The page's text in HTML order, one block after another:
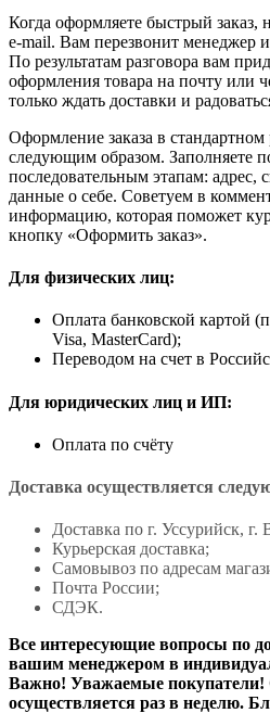
Когда оформляете быстрый
e-mail. Вам перезвонит менеджер и
По результатам разговора вам
оформления товара на почту или
только ждать доставки и
Оформление заказа в
следующим образом. Заполняете
последовательным этапам: адрес,
данные о себе. Советуем в
информацию, которая поможет
кнопку «Оформить заказ».
Для физических лиц:
Оплата банковской картой
Visa, MasterCard);
Переводом на счет в
Для юридических лиц и ИП:
Оплата по счёту
Доставка осуществляется
Доставка по г. Уссурийск, г.
Курьерская доставка;
Самовывоз по адресам
Почта России;
СДЭК.
Все интересующие вопросы по
вашим менеджером в
Важно! Уважаемые покупатели!
осуществляется раз в неделю.